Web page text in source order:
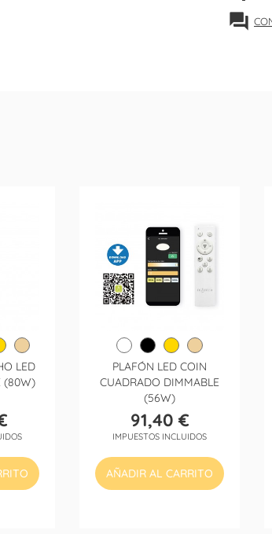
forum
LED
(80W)
PLAFÓN LED COIN
CUADRADO DIMMABLE
(56W)
Precio
91,40 €
IMPUESTOS INCLUIDOS
AÑADIR AL CARRITO